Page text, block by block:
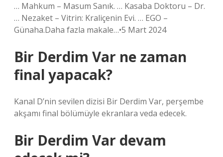
… Mahkum – Masum Sanık. … Kasaba Doktoru – Dr.
… Nezaket – Vitrin: Kraliçenin Evi. … EGO –
Günaha.Daha fazla makale…•5 Mart 2024
Bir Derdim Var ne zaman
final yapacak?
Kanal D’nin sevilen dizisi Bir Derdim Var, perşembe
akşamı final bölümüyle ekranlara veda edecek.
Bir Derdim Var devam